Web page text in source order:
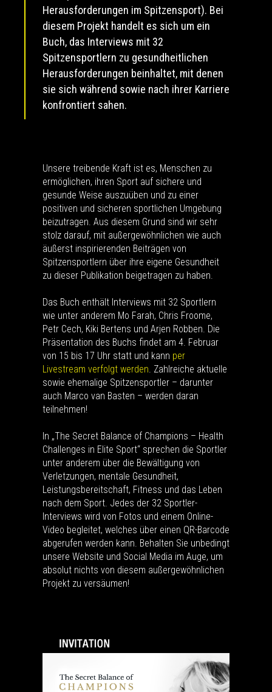
Herausforderungen im Spitzensport). Bei
diesem Projekt handelt es sich um ein
Buch, das Interviews mit 32
Spitzensportlern zu gesundheitlichen
Herausforderungen beinhaltet, mit denen
sie sich während sowie nach ihrer Karriere
konfrontiert sahen.
Unsere treibende Kraft ist es, Menschen zu
ermöglichen, ihren Sport auf sichere und
gesunde Weise auszuüben und zu einer
positiven und sicheren sportlichen Umgebung
beizutragen. Aus diesem Grund sind wir sehr
stolz darauf, mit außergewöhnlichen wie auch
äußerst inspirierenden Beiträgen von
Spitzensportlern über ihre eigene Gesundheit
zu dieser Publikation beigetragen zu haben.
Das Buch enthält Interviews mit 32 Sportlern
wie unter anderem Mo Farah, Chris Froome,
Petr Cech, Kiki Bertens und Arjen Robben. Die
Präsentation des Buchs findet am 4. Februar
von 15 bis 17 Uhr statt und kann per
Livestream verfolgt werden. Zahlreiche aktuelle
sowie ehemalige Spitzensportler – darunter
auch Marco van Basten – werden daran
teilnehmen!
In „The Secret Balance of Champions – Health
Challenges in Elite Sport“ sprechen die Sportler
unter anderem über die Bewältigung von
Verletzungen, mentale Gesundheit,
Leistungsbereitschaft, Fitness und das Leben
nach dem Sport. Jedes der 32 Sportler-
Interviews wird von Fotos und einem Online-
Video begleitet, welches über einen QR-Barcode
abgerufen werden kann. Behalten Sie unbedingt
unsere Website und Social Media im Auge, um
absolut nichts von diesem außergewöhnlichen
Projekt zu versäumen!